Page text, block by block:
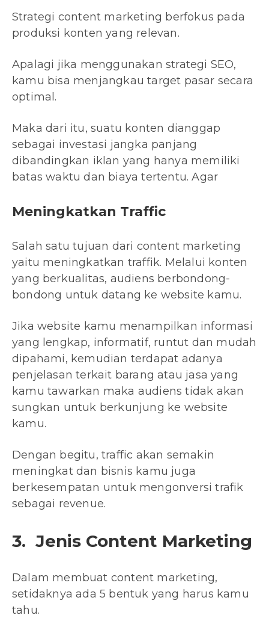
Strategi content marketing berfokus pada
produksi konten yang relevan.
Apalagi jika menggunakan strategi SEO,
kamu bisa menjangkau target pasar secara
optimal.
Maka dari itu, suatu konten dianggap
sebagai investasi jangka panjang
dibandingkan iklan yang hanya memiliki
batas waktu dan biaya tertentu. Agar
Meningkatkan Traffic
Salah satu tujuan dari content marketing
yaitu meningkatkan traffik. Melalui konten
yang berkualitas, audiens berbondong-
bondong untuk datang ke website kamu.
Jika website kamu menampilkan informasi
yang lengkap, informatif, runtut dan mudah
dipahami, kemudian terdapat adanya
penjelasan terkait barang atau jasa yang
kamu tawarkan maka audiens tidak akan
sungkan untuk berkunjung ke website
kamu.
Dengan begitu, traffic akan semakin
meningkat dan bisnis kamu juga
berkesempatan untuk mengonversi trafik
sebagai revenue.
3. Jenis Content Marketing
Dalam membuat content marketing,
setidaknya ada 5 bentuk yang harus kamu
tahu.